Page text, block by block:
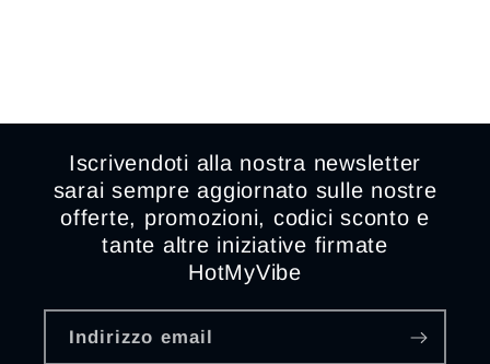
Iscrivendoti alla nostra newsletter
sarai sempre aggiornato sulle nostre
offerte, promozioni, codici sconto e
tante altre iniziative firmate
HotMyVibe
Indirizzo email